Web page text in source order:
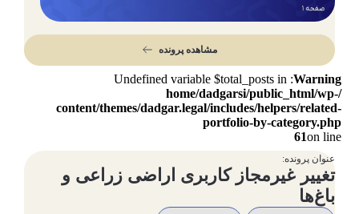
مشاهده پرونده
Warning
: Undefined variable $total_posts in
/home/dadgarsi/public_html/wp-
content/themes/dadgar.legal/includes/helpers/related-
portfolio-by-category.php
on line
61
عنوان پرونده:
تغییر غیرمجاز کاربری اراضی زراعی و
باغ‌ها